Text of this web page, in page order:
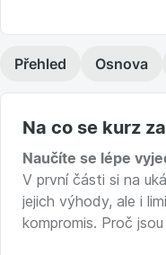
Přehled Osnova
Na co se kurz
Naučíte se lépe
V první části si na
jejich výhody, ale i
kompromis. Proč